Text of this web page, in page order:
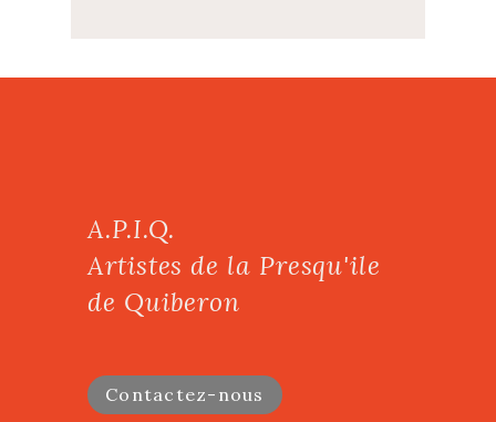
A.P.I.Q.
Artistes de la Presqu'ile
de Quiberon
Contactez-nous